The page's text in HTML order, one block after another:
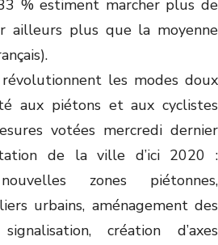
% estiment marcher plus de
ailleurs plus que la moyenne
les modes doux
aux piétons et aux cyclistes
votées mercredi dernier
de la ville d’ici 2020 :
zones piétonnes,
urbains, aménagement des
création d’axes